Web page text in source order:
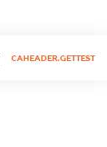
CAHEADER.GETTEST